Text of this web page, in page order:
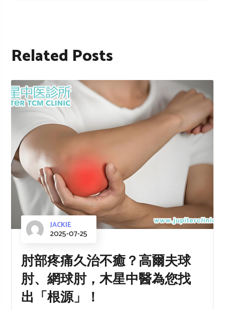
Related Posts
JACKIE
2025-07-25
肘部疼痛久治不癒？高爾夫球
肘、網球肘，木星中醫為您找
出「根源」！